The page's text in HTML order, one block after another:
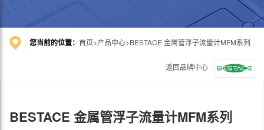
您当前的位置： 首页 产品中心 BESTACE 金属管浮子流量计MFM系列
返回品牌中心
BESTACE 金属管浮子流量计MFM系列